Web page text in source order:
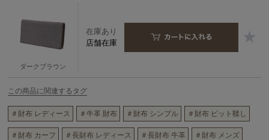
ダークブラウン
在庫あり
店舗在庫
この商品に関連するタグ
＃財布 レディース ＃牛革 財布 ＃財布 シンプル ＃財布 ピット鞣し
＃財布 カーフ ＃長財布 レディース ＃長財布 牛革 ＃財布 メンズ